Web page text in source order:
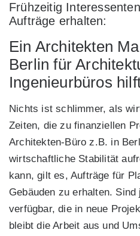
Frühzeitig
Aufträge erhalten:
Ein Architekten
Berlin für
Ingenieurbüros
Nichts ist schlimmer, als
Zeiten, die zu finanziellen
Architekten-Büro z.B. in
wirtschaftliche Stabilität
kann, gilt es, Aufträge für
Gebäuden zu erhalten.
verfügbar, die in neue
bleibt die Arbeit aus und